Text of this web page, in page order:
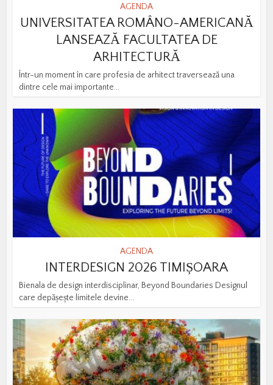
AGENDA
UNIVERSITATEA ROMÂNO-AMERICANĂ
LANSEAZĂ FACULTATEA DE
ARHITECTURĂ
Într-un moment în care profesia de arhitect traversează una
dintre cele mai importante...
AGENDA
INTERDESIGN 2026 TIMIȘOARA
Bienala de design interdisciplinar, Beyond Boundaries Designul
care depășește limitele devine...